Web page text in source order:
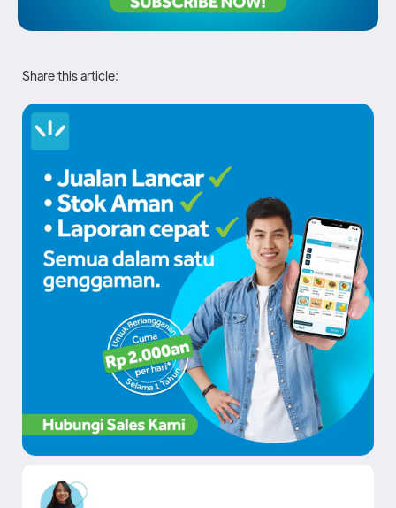
Share this article: